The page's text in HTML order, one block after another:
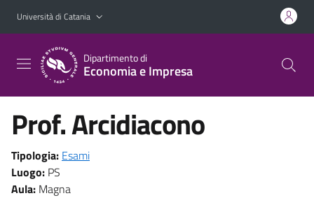
Vai al contenuto principale
Vai al menu di navigazione
Università di Catania
Dipartimento di
Economia e Impresa
Prof. Arcidiacono
Tipologia: Esami
Luogo: PS
Aula: Magna